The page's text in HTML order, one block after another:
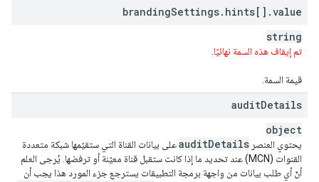
brandingSettings. hints[] .value
string
تم إيقاف هذه السمة نهائيًا.
قيمة السمة.
auditDetails
object
يحتوي العنصر auditDetails
على بيانات القناة التي ستقيّمها شبكة متعددة
القنوات (MCN) عند تحديد ما إذا كانت ستقبل قناة معيّنة أو ترفضها. يُرجى العلم
أنّ أي طلب بيانات من واجهة برمجة التطبيقات يسترجع جزء المورد هذا يجب أن